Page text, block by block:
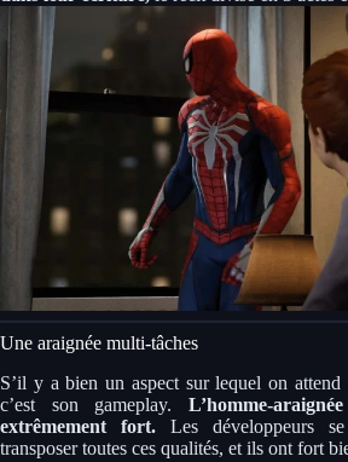
Une araignée multi-tâches
S’il y a bien un aspect sur lequel on
c’est son gameplay.L’homme-
extrêmement fort.Les développeurs
transposer toutes ces qualités, et ils ont fort